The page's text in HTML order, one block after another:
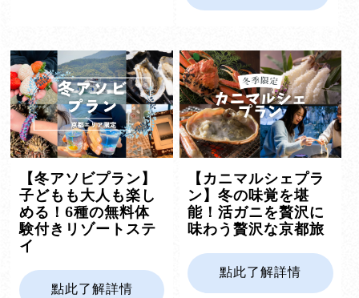
【冬アソビプラン】
子どもも大人も楽し
める！6種の無料体
験付きリゾートステ
イ
點此了解詳情
【カニマルシェプラ
ン】冬の味覚を堪
能！活ガニを贅沢に
味わう贅沢な京都旅
點此了解詳情